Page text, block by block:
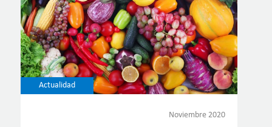
Actualidad
Noviembre 2020